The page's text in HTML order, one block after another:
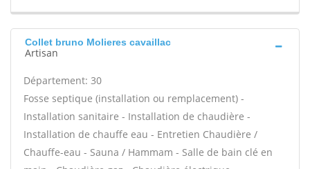
Collet bruno Molieres cavaillac
Artisan
Département: 30
Fosse septique (installation ou remplacement) -
Installation sanitaire - Installation de chaudière -
Installation de chauffe eau - Entretien Chaudière /
Chauffe-eau - Sauna / Hammam - Salle de bain clé en